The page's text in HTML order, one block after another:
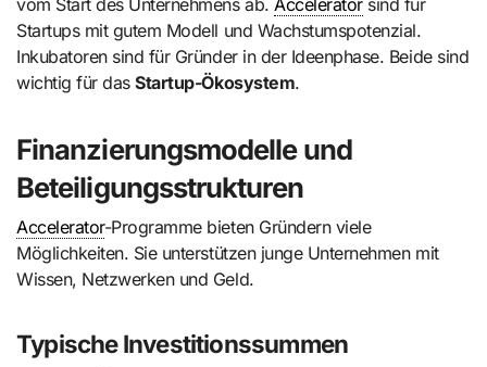
vom Start des Unternehmens ab.Acceleratorsind für
Startups mit gutem Modell und Wachstumspotenzial.
Inkubatoren sind für Gründer in der Ideenphase. Beide sind
wichtig für dasStartup-Ökosystem.
Finanzierungsmodelle und
Beteiligungsstrukturen
Accelerator-Programme bieten Gründern viele
Möglichkeiten. Sie unterstützen junge Unternehmen mit
Wissen, Netzwerken und Geld.
Typische Investitionssummen